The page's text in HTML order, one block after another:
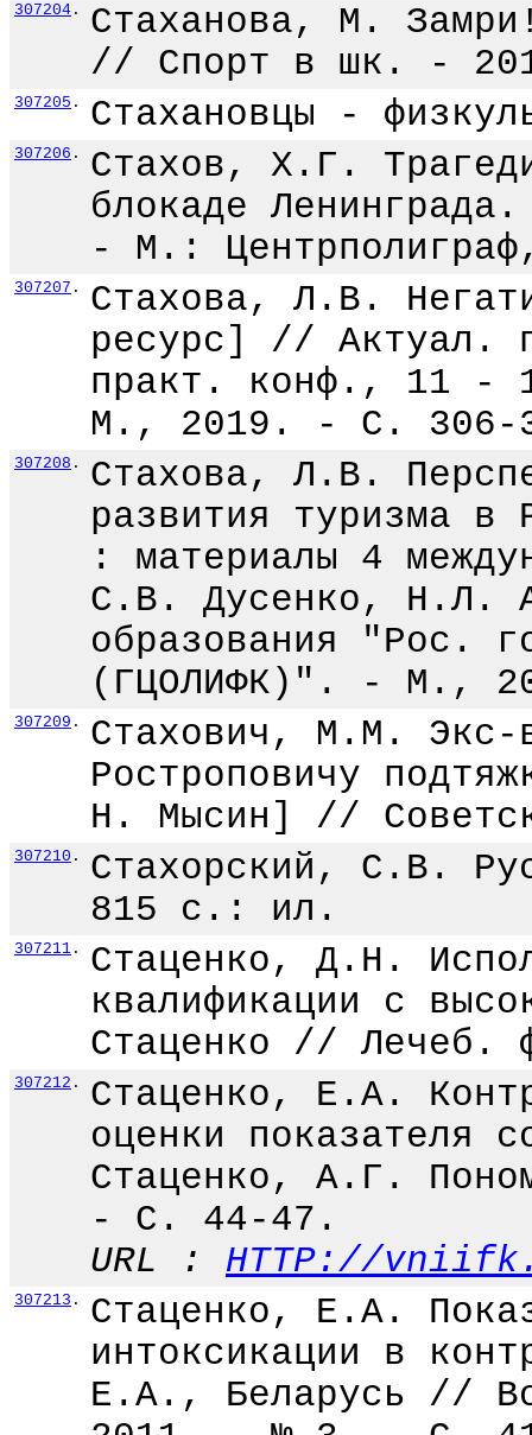
307204 .
Стаханова, М.
// Спорт в шк. -
307205 . Стахановцы -
307206 .
Стахов, Х.Г.
блокаде
- М.:
307207 .
Стахова, Л.В.
ресурс] // Актуал.
практ. конф., 11 -
М., 2019. - С. 306-
307208 .
Стахова, Л.В.
развития туризма
: материалы 4
С.В. Дусенко, Н.Л.
образования "Рос.
(ГЦОЛИФК)". - М.,
307209 .
Стахович, М.М. Экс-
Ростроповичу
Н. Мысин] //
307210 .
Стахорский, С.В.
815 с.: ил.
307211 .
Стаценко, Д.Н.
квалификации с
Стаценко // Лечеб.
307212 .
Стаценко, Е.А.
оценки показателя
Стаценко, А.Г.
- С. 44-47.
URL : HTTP://
307213 .
Стаценко, Е.А.
интоксикации в
Е.А., Беларусь //